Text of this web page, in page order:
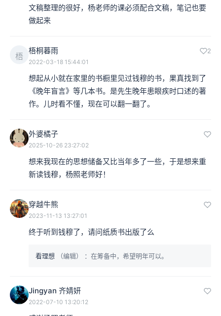
文稿整理的很好，杨老师的课必须配合文稿，笔记也要
做起来
梧
梧桐暮雨 2
2022-03-18 15:44:01
想起从小就在家里的书橱里见过钱穆的书，果真找到了
《晚年盲言》等几本书。是先生晚年患眼疾时口述的著
作。儿时看不懂，现在可以翻一翻了。
外婆橘子
2025-10-26 23:27:02
想来我现在的思想储备又比当年多了一些，于是想来重
新读钱穆，杨照老师好！
穿越牛熊
2023-11-13 13:27:01
终于听到钱穆了，请问纸质书出版了么
看理想 （编辑） ：在筹备中，希望明年可以。
Jingyan 齐婧妍
2022-07-10 13:20:12